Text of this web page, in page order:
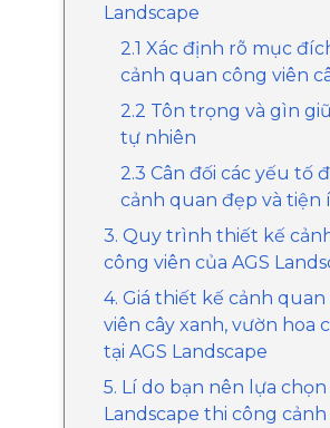
Landscape
2.1 Xác định rõ mục
cảnh quan công viên
2.2 Tôn trọng và gìn
tự nhiên
2.3 Cân đối các yếu tố
cảnh quan đẹp và tiện
3. Quy trình thiết kế
công viên của AGS
4. Giá thiết kế cảnh quan
viên cây xanh, vườn hoa
tại AGS Landscape
5. Lí do bạn nên lựa chọn
Landscape thi công